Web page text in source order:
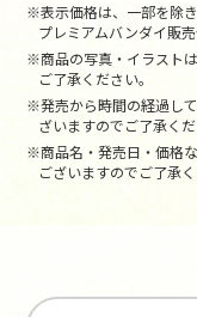
※表示価格は、一部を除
プレミアムバンダイ販
※商品の写真・イラスト
ご了承ください。
※発売から時間の経過し
ざいますのでご了承くだ
※商品名・発売日・価格
ございますのでご了承く